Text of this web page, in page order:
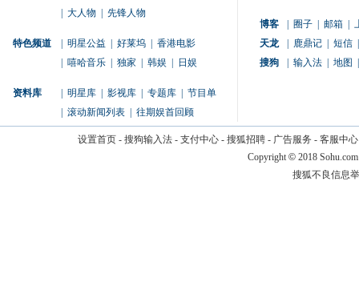
大人物 先锋人物
特色频道 明星公益 好莱坞
香港电影
嘻哈音乐 独家 韩娱 日娱
资料库 明星库 影视库 专题库
节目单
滚动新闻列表 往期娱首回顾
博客 圈子 邮箱
天龙
鹿鼎记 短信
搜狗
输入法 地图
设置首页- 搜狗输入法- 支付中心- 搜狐招聘- 广告服务 - 客服中心
Copyright © 2018
搜狐不良信息